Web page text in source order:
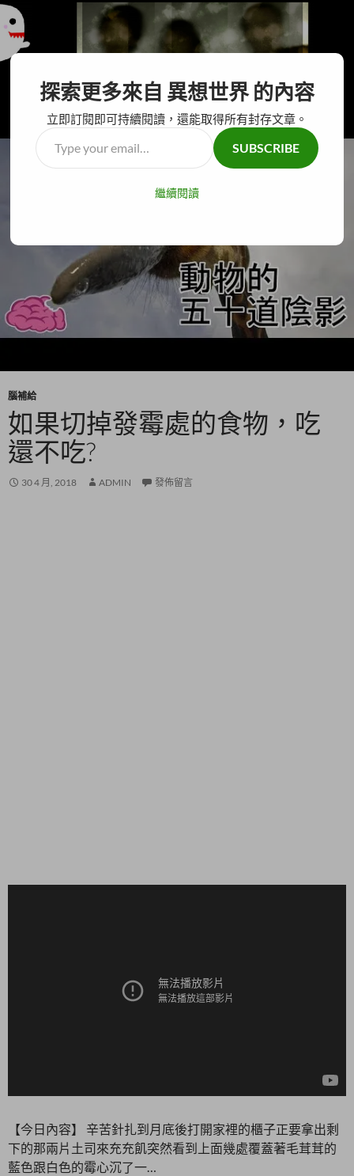
異想世界
腦補給
如果切掉發霉處的食物，吃
還不吃?
30 4 月, 2018 ADMIN 發佈留言
【今日內容】 辛苦針扎到月底後打開家裡的櫃子正要拿出剩
下的那兩片土司來充充飢突然看到上面幾處覆蓋著毛茸茸的
藍色跟白色的霉心沉了一…
探索更多來自 異想世界 的內容
立即訂閱即可持續閱讀，還能取得所有封存文章。
Type
your
SUBSCRIBE
繼續閱讀